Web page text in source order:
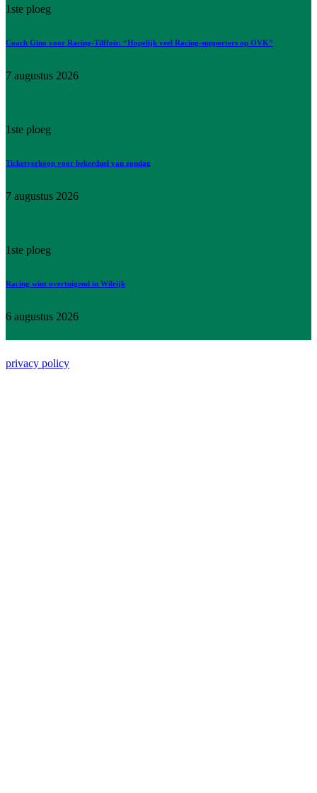
1ste ploeg
Coach Gino voor Racing-Tilffois: “Hopelijk veel Racing-supporters op OVK”
7 augustus 2026
1ste ploeg
Ticketverkoop voor bekerduel van zondag
7 augustus 2026
1ste ploeg
Racing wint overtuigend in Wilrijk
6 augustus 2026
privacy policy